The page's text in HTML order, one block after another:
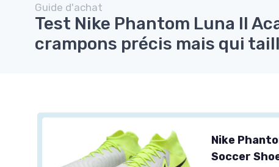
Guide d'achat
Test Nike Phantom Luna II
crampons précis mais qui
Nike
Soccer